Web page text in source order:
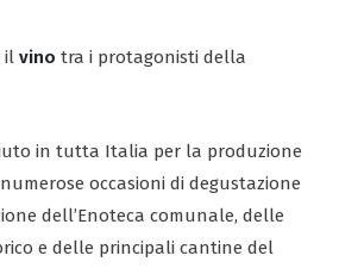
il vino tra i protagonisti della
in tutta Italia per la produzione
occasioni di degustazione
dell’Enoteca comunale, delle
e delle principali cantine del